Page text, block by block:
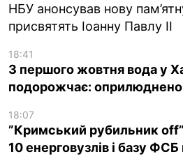
НБУ анонсував нову
присвятять Іоанну Павлу II
18:41
З першого жовтня вода у
подорожчає: оприлюднено
18:07
”Кримський рубильник
10 енерговузлів і базу